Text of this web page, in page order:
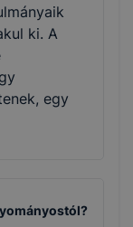
ki. A
egy